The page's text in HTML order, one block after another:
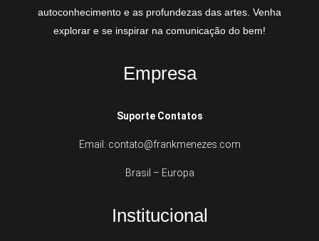
autoconhecimento e as profundezas das artes. Venha
explorar e se inspirar na comunicação do bem!
Empresa
Suporte Contatos
Email: contato@frankmenezes.com
Brasil – Europa
Institucional